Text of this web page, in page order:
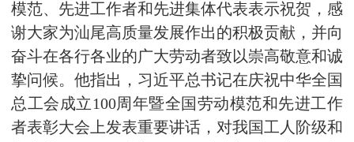
模范、先进工作者和先进集体代表表示祝贺，感
谢大家为汕尾高质量发展作出的积极贡献，并向
奋斗在各行各业的广大劳动者致以崇高敬意和诚
挚问候。他指出，习近平总书记在庆祝中华全国
总工会成立100周年暨全国劳动模范和先进工作
者表彰大会上发表重要讲话，对我国工人阶级和